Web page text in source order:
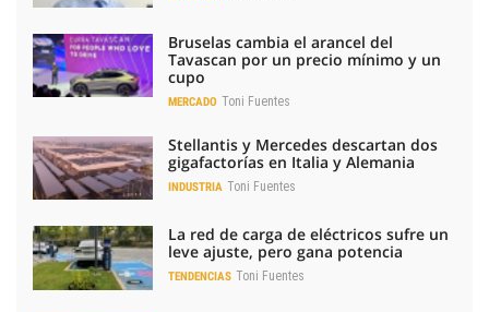
Bruselas cambia el arancel del
Tavascan por un precio mínimo y un
cupo
MERCADO Toni Fuentes
Stellantis y Mercedes descartan dos
gigafactorías en Italia y Alemania
INDUSTRIA Toni Fuentes
La red de carga de eléctricos sufre un
leve ajuste, pero gana potencia
TENDENCIAS Toni Fuentes